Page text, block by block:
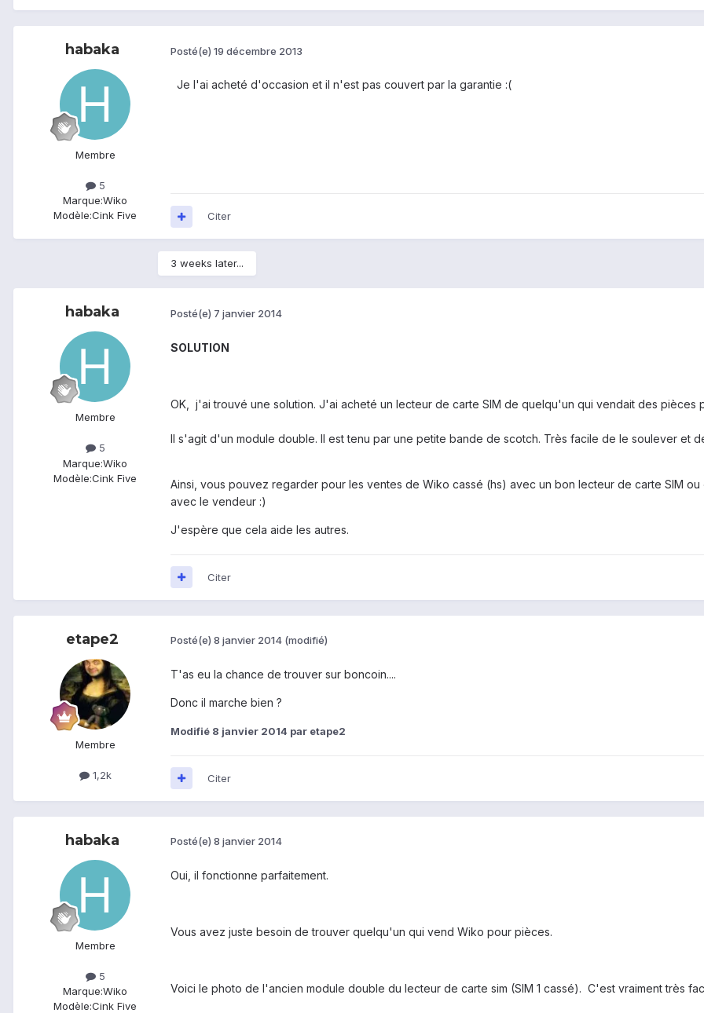
habaka
Membre
5
Marque:Wiko
Modèle:Cink Five
Posté(e) 19 décembre 2013
Je l'ai acheté d'occasion et il n'est pas couvert par la garantie :(
Citer
3 weeks later...
habaka
Membre
5
Marque:Wiko
Modèle:Cink Five
Posté(e) 7 janvier 2014
SOLUTION
OK, j'ai trouvé une solution. J'ai acheté un lecteur de carte SIM de quelqu'un qui vendait des pièces
Il s'agit d'un module double. Il est tenu par une petite bande de scotch. Très facile de le soulever et
Ainsi, vous pouvez regarder pour les ventes de Wiko cassé (hs) avec un bon lecteur de carte SIM ou
avec le vendeur :)
J'espère que cela aide les autres.
Citer
etape2
Membre
1,2k
Posté(e) 8 janvier 2014 (modifié)
T'as eu la chance de trouver sur boncoin....
Donc il marche bien ?
Modifié 8 janvier 2014 par etape2
Citer
habaka
Membre
5
Marque:Wiko
Modèle:Cink Five
Posté(e) 8 janvier 2014
Oui, il fonctionne parfaitement.
Vous avez juste besoin de trouver quelqu'un qui vend Wiko pour pièces.
Voici le photo de l'ancien module double du lecteur de carte sim (SIM 1 cassé). C'est vraiment très